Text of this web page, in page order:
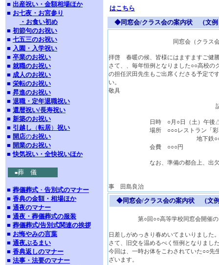
はこちら
◆同窓会/クラス会の案内状 （文
同窓会（クラス会）
拝啓 春暖の候、皆様にはますますご健
さて、、毎年恒例となりました○○高校の
の担任沢田先生もご出席くださる予定で
敬具
日時 ○月○日（土）午後△
場所 ○○○レストラン「彩
地下鉄○○駅下
会費 ○○○円
なお、準備の都合上、出欠のお
事 田島良治
◆同窓会/クラス会の案内状 （文
第○回○○高等学校同窓会開催の
日差しがめっきり春めいてまいりました
さて、旧交を温めるべく恒例となりまし
今回は、一時お体をこわされていた○○先
ざいます。
■ 出産祝い・金額相場ほか
■ お七夜・お宮参り
・お食い初め
■ 初節句のお祝い
■ 七五三のお祝い
■ 入園・入学祝い
■ 卒業のお祝い
■ 就職のお祝い
■ 成人のお祝い
■ 栄転のお祝い
■ 昇進のお祝い
■ 退職・定年退職祝い
■ 還暦祝い/長寿祝い
■ 新築のお祝い
■ 引越し （転居） 祝い
■ 開店のお祝い
■ 開業のお祝い
■ 快気祝い・全快祝いほか
■葬 儀
■ 葬儀葬式 ・ 告別式のマナー
■ 香典の金額・相場ほか
■ 通夜のマナー
■ 通夜・葬儀葬式の服装
■ 葬儀葬式/告別式関連の挨拶
■ お悔やみの言葉
■ 通夜ぶるまい
■ 香典返しのマナー
■ 法事・法要のマナー